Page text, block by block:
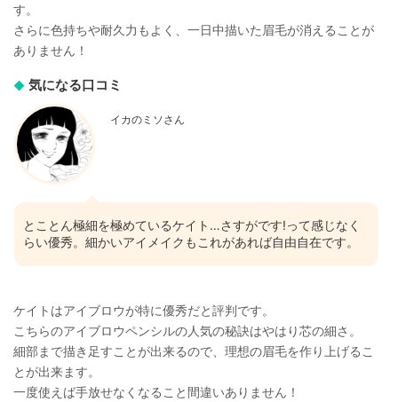
す。
さらに色持ちや耐久力もよく、一日中描いた眉毛が消えることが
ありません！
気になる口コミ
イカのミソさん
とことん極細を極めているケイト…さすがです!って感じなく
らい優秀。細かいアイメイクもこれがあれば自由自在です。
ケイトはアイブロウが特に優秀だと評判です。
こちらのアイブロウペンシルの人気の秘訣はやはり芯の細さ。
細部まで描き足すことが出来るので、理想の眉毛を作り上げるこ
とが出来ます。
一度使えば手放せなくなること間違いありません！